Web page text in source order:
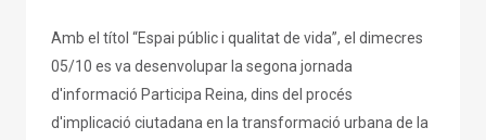
Amb el títol “Espai públic i qualitat de vida”, el dimecres
05/10 es va desenvolupar la segona jornada
d'informació Participa Reina, dins del procés
d'implicació ciutadana en la transformació urbana de la